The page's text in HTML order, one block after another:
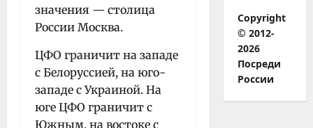
значения — столица
России Москва.
ЦФО граничит на западе
с Белоруссией, на юго-
западе с Украиной. На
юге ЦФО граничит с
Южным, на востоке с
Copyright
© 2012-
2026
Посреди
России